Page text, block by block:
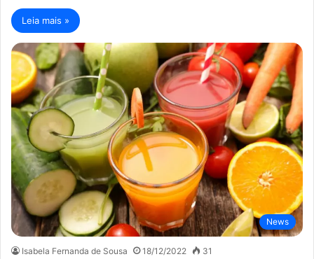
Leia mais »
News
Isabela Fernanda de Sousa 18/12/2022 31